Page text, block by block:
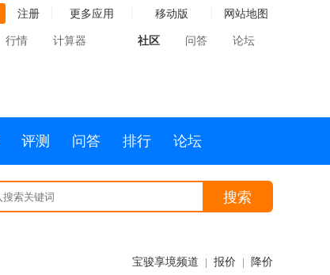
注册 更多应用 移动版 网站地图
行情 计算器 社区 问答 论坛
评测 问答 排行 论坛
搜索
宝骏享境频道 报价 降价